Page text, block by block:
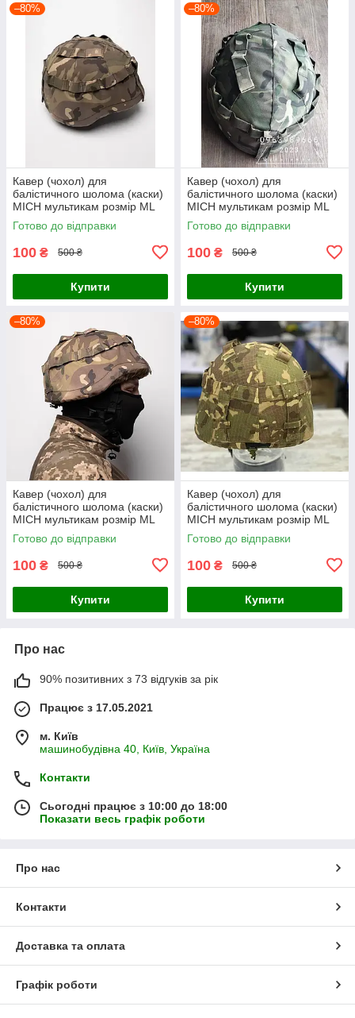
–80%
Кавер (чохол) для
балістичного шолома (каски)
MICH мультикам розмір МL
Готово до відправки
100 ₴ 500 ₴
Купити
–80%
Кавер (чохол) для
балістичного шолома (каски)
MICH мультикам розмір МL
Готово до відправки
100 ₴ 500 ₴
Купити
–80%
Кавер (чохол) для
балістичного шолома (каски)
MICH мультикам розмір МL
Готово до відправки
100 ₴ 500 ₴
Купити
–80%
Кавер (чохол) для
балістичного шолома (каски)
MICH мультикам розмір МL
Готово до відправки
100 ₴ 500 ₴
Купити
Про нас
90% позитивних з 73 відгуків за рік
Працює з 17.05.2021
м. Київ
машинобудівна 40, Київ, Україна
Контакти
Сьогодні працює з 10:00 до 18:00
Показати весь графік роботи
Про нас
Контакти
Доставка та оплата
Графік роботи